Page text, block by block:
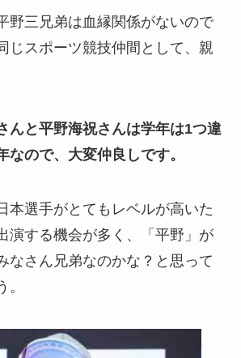
野三兄弟は血縁関係がないので
じスポーツ競技仲間として、親
んと平野海祝さんは学年は1つ違
なので、大変仲良しです。
本選手がとてもレベルが高いた
演する機会が多く、「平野」が
なさん兄弟なのかな？と思って
。